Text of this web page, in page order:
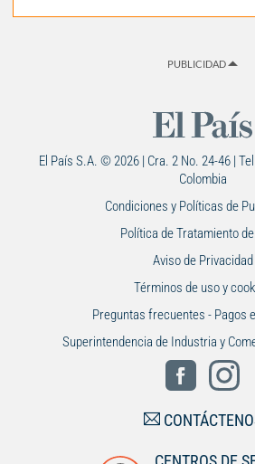
PUBLICIDAD
El País S.A. © 2026 | Cra. 2 No. 24-46 |
Colombia
Condiciones y Políticas de
Política de Tratamiento
Aviso de Privacidad
Términos de uso y
Preguntas frecuentes - Pagos
Superintendencia de Industria y